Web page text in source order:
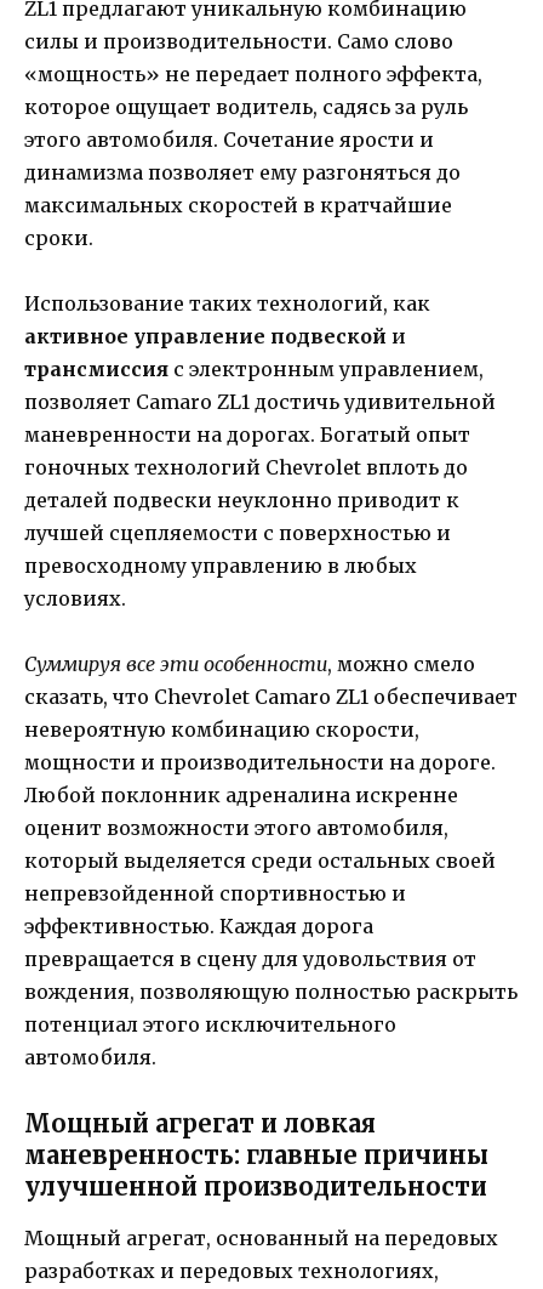
ZL1 предлагают уникальную комбинацию
силы и производительности. Само слово
«мощность» не передает полного эффекта,
которое ощущает водитель, садясь за руль
этого автомобиля. Сочетание ярости и
динамизма позволяет ему разгоняться до
максимальных скоростей в кратчайшие
сроки.
Использование таких технологий, как
активное управление подвеской и
трансмиссия с электронным управлением,
позволяет Camaro ZL1 достичь удивительной
маневренности на дорогах. Богатый опыт
гоночных технологий Chevrolet вплоть до
деталей подвески неуклонно приводит к
лучшей сцепляемости с поверхностью и
превосходному управлению в любых
условиях.
Суммируя все эти особенности, можно смело
сказать, что Chevrolet Camaro ZL1 обеспечивает
невероятную комбинацию скорости,
мощности и производительности на дороге.
Любой поклонник адреналина искренне
оценит возможности этого автомобиля,
который выделяется среди остальных своей
непревзойденной спортивностью и
эффективностью. Каждая дорога
превращается в сцену для удовольствия от
вождения, позволяющую полностью раскрыть
потенциал этого исключительного
автомобиля.
Мощный агрегат и ловкая
маневренность: главные причины
улучшенной производительности
Мощный агрегат, основанный на передовых
разработках и передовых технологиях,